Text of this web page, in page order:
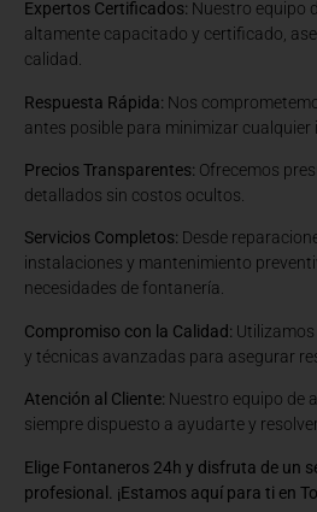
Expertos Certificados: Nuestro equipo
altamente capacitado y certificado,
calidad.
Respuesta Rápida: Nos
antes posible para minimizar cualquier
Precios Transparentes: Ofrecemos
detallados sin costos ocultos.
Servicios Completos: Desde
instalaciones y mantenimiento
necesidades de fontanería.
Compromiso con la Calidad:
y técnicas avanzadas para asegurar
Atención al Cliente: Nuestro equipo de
siempre dispuesto a ayudarte y
Elige Fontaneros 24h y disfruta de un
profesional. ¡Estamos aquí para ti en